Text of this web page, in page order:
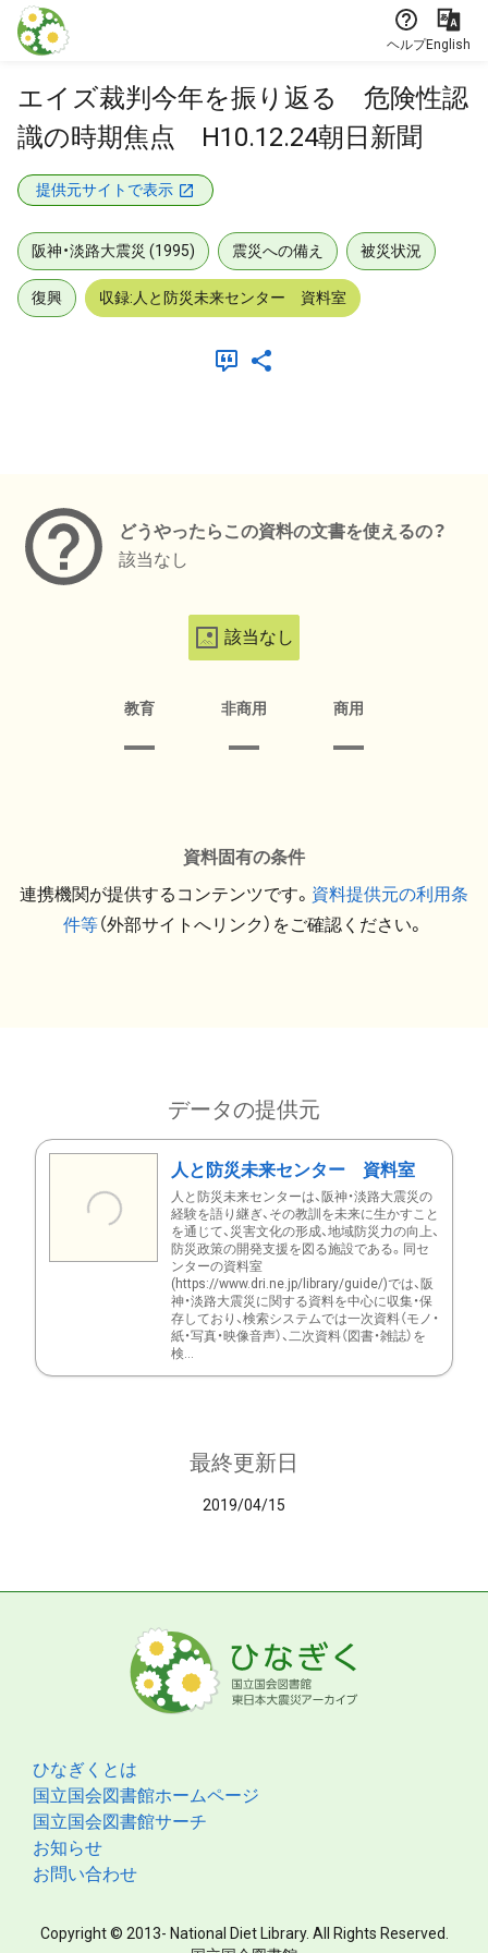
本文に飛ぶ
ヘルプEnglish
エイズ裁判今年を振り返る 危険性認
識の時期焦点 H10.12.24朝日新聞
提供元サイトで表示
阪神・淡路大震災 (1995) 震災への備え 被災状況
復興 収録:人と防災未来センター 資料室
どうやったらこの資料の文書を使えるの？
該当なし
該当なし
教育 非商用 商用
資料固有の条件
連携機関が提供するコンテンツです。 資料提供元の利用条
件等（外部サイトへリンク）をご確認ください。
データの提供元
人と防災未来センター 資料室
人と防災未来センターは、阪神・淡路大震災の
経験を語り継ぎ、その教訓を未来に生かすこと
を通じて、災害文化の形成、地域防災力の向上、
防災政策の開発支援を図る施設である。同セ
ンターの資料室
(https://www.dri.ne.jp/library/guide/)では、阪
神・淡路大震災に関する資料を中心に収集・保
存しており、検索システムでは一次資料（モノ・
紙・写真・映像音声）、二次資料（図書・雑誌）を
検...
最終更新日
2019/04/15
ひなぎくとは
国立国会図書館ホームページ
国立国会図書館サーチ
お知らせ
お問い合わせ
Copyright © 2013- National Diet Library. All Rights Reserved.